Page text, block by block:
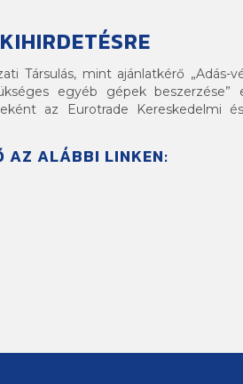
Társulás, mint ajánlatkérő „Adás-
egyéb gépek
az Eurotrade Kereskedelmi
AZ ALÁBBI LINKEN: